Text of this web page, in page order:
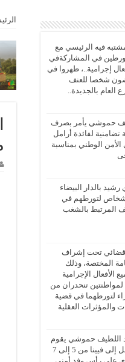
فيه الرئيسي مع
في المشاركةفي
إجرامية..، ظهروا في
شخصا للعنف
العام بالجديدة..
حموشي يأمر بصرف
تضامنية لفائدة أرامل
الوطني بمناسبة
رشيد بالدار البيضاء
3 أشخاص لتورطهم في
المرتبط بالشغب
تحت إشراف
المختصة، وذلك
الأفعال الإجرامية
لمواطنتين تنحدران من
لتورطهما في قضية
والمؤثرات العقلية
اللطيف حموشي يقوم
بزيارة عمل إلى فيينا من 5 إلى 7